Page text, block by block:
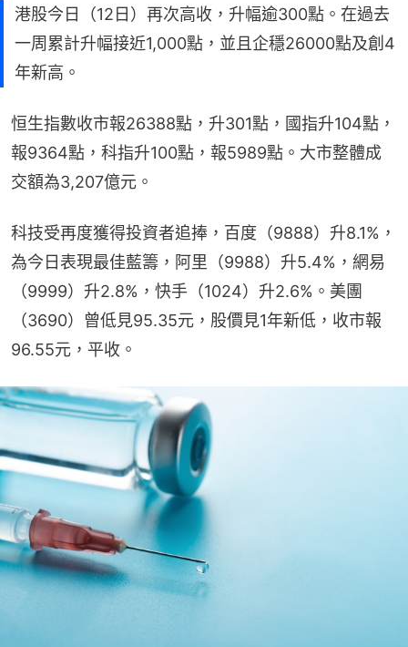
港股今日（12日）再次高收，升幅逾300點。在過去
一周累計升幅接近1,000點，並且企穩26000點及創4
年新高。
恒生指數收市報26388點，升301點，國指升104點，
報9364點，科指升100點，報5989點。大市整體成
交額為3,207億元。
科技受再度獲得投資者追捧，百度（9888）升8.1%，
為今日表現最佳藍籌，阿里（9988）升5.4%，網易
（9999）升2.8%，快手（1024）升2.6%。美團
（3690）曾低見95.35元，股價見1年新低，收市報
96.55元，平收。